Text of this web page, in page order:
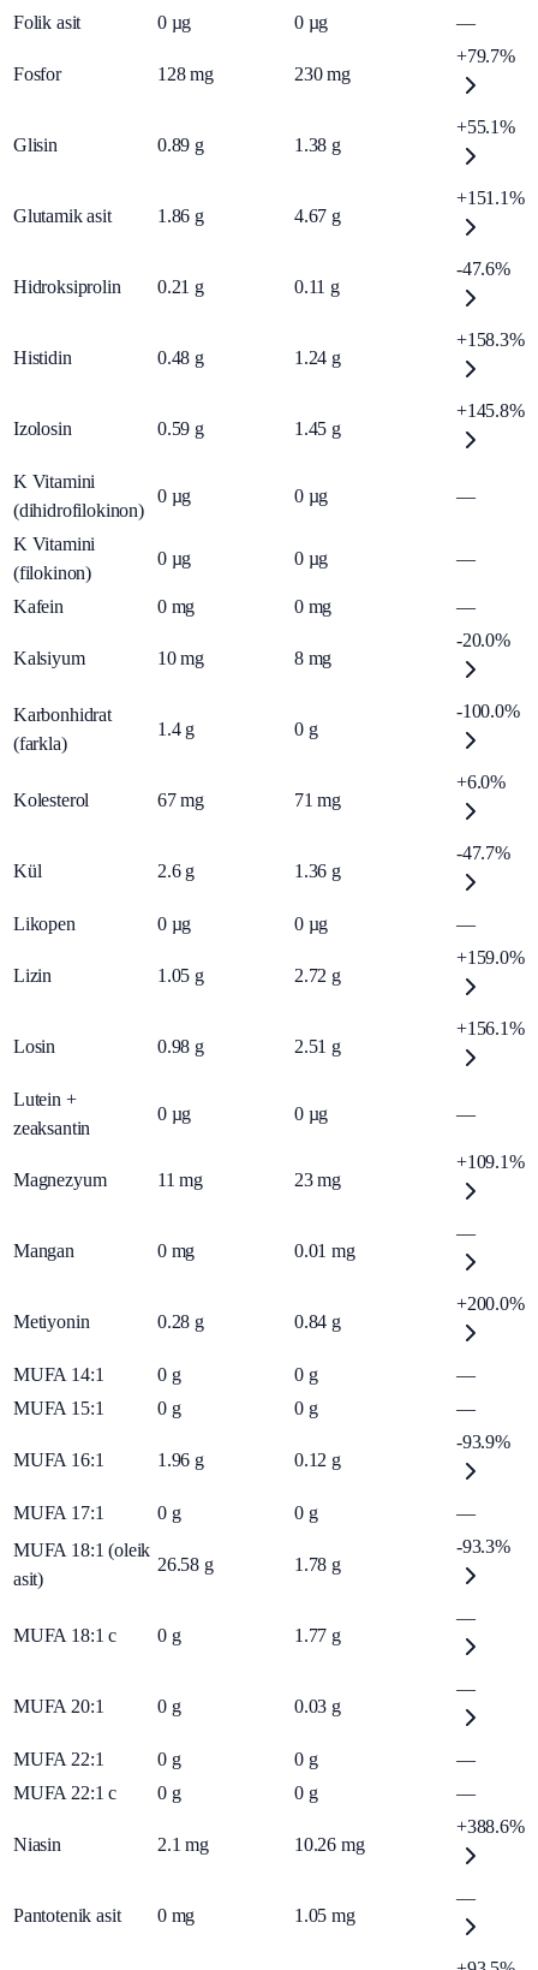
Folik asit 0 µg 0 µg —
Fosfor 128 mg 230 mg
+79.7%
Glisin 0.89 g 1.38 g
+55.1%
Glutamik asit 1.86 g 4.67 g
+151.1%
Hidroksiprolin 0.21 g 0.11 g
-47.6%
Histidin 0.48 g 1.24 g
+158.3%
Izolosin 0.59 g 1.45 g
+145.8%
K Vitamini
(dihidrofilokinon)
0 µg 0 µg —
K Vitamini
(filokinon)
0 µg 0 µg —
Kafein 0 mg 0 mg —
Kalsiyum 10 mg 8 mg
-20.0%
Karbonhidrat
(farkla)
1.4 g 0 g
-100.0%
Kolesterol 67 mg 71 mg
+6.0%
Kül 2.6 g 1.36 g
-47.7%
Likopen 0 µg 0 µg —
Lizin 1.05 g 2.72 g
+159.0%
Losin 0.98 g 2.51 g
+156.1%
Lutein +
zeaksantin
0 µg 0 µg —
Magnezyum 11 mg 23 mg
+109.1%
Mangan 0 mg 0.01 mg
—
Metiyonin 0.28 g 0.84 g
+200.0%
MUFA 14:1 0 g 0 g
—
MUFA 15:1
0 g 0 g —
MUFA 16:1 1.96 g 0.12 g
-93.9%
MUFA 17:1 0 g 0 g
—
MUFA 18:1 (oleik
asit)
26.58 g 1.78 g
-93.3%
MUFA 18:1 c 0 g 1.77 g
—
MUFA 20:1 0 g 0.03 g
—
MUFA 22:1 0 g 0 g
—
MUFA 22:1 c
0 g 0 g —
Niasin 2.1 mg 10.26 mg
+388.6%
Pantotenik asit 0 mg 1.05 mg
—